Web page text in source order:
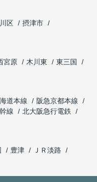
区
摂津市
宮原 木川東
東三国
道本線
阪急京都本線
線
北大阪急行電鉄
豊津
ＪＲ淡路